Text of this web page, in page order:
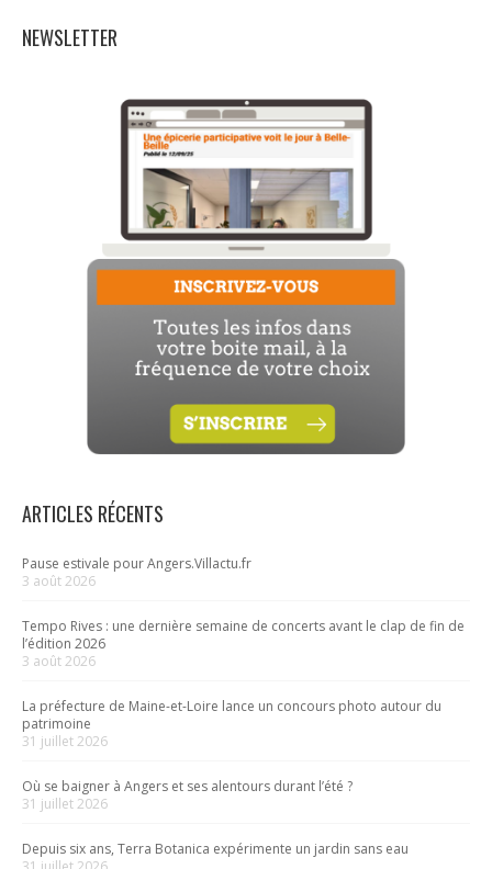
NEWSLETTER
ARTICLES RÉCENTS
Pause estivale pour Angers.Villactu.fr
3 août 2026
Tempo Rives : une dernière semaine de concerts avant le clap de fin de
l’édition 2026
3 août 2026
La préfecture de Maine-et-Loire lance un concours photo autour du
patrimoine
31 juillet 2026
Où se baigner à Angers et ses alentours durant l’été ?
31 juillet 2026
Depuis six ans, Terra Botanica expérimente un jardin sans eau